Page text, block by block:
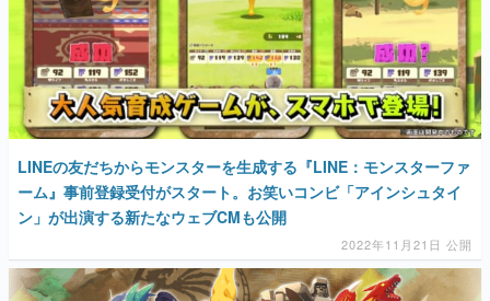
LINEの友だちからモンスターを生成する『LINE：モンスターファ
ーム』事前登録受付がスタート。お笑いコンビ「アインシュタイ
ン」が出演する新たなウェブCMも公開
2022年11月21日 公開